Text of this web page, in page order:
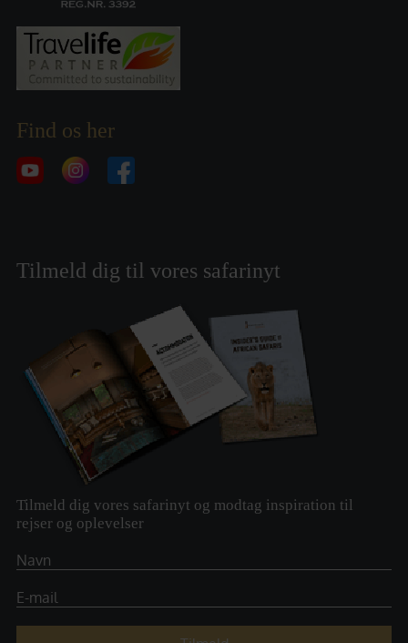
Find os her
Tilmeld dig til vores safarinyt
Tilmeld dig vores safarinyt og modtag inspiration til
rejser og oplevelser